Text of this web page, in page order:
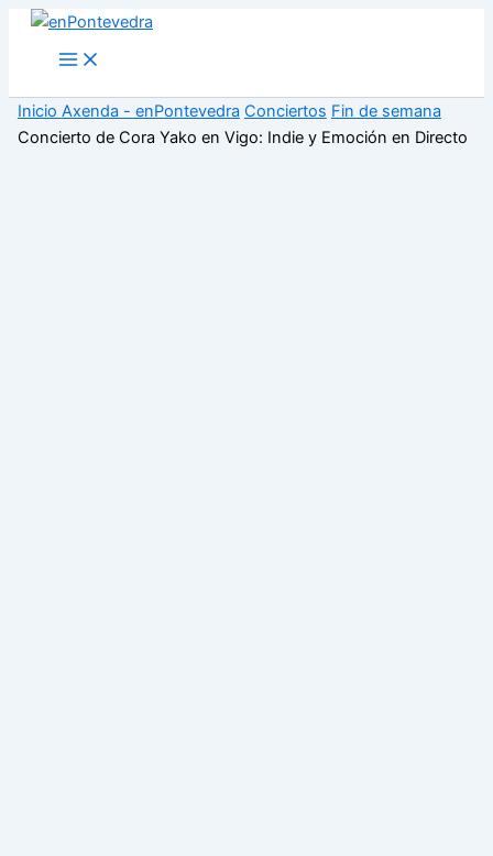
Main
Menu
Inicio Axenda - enPontevedra Conciertos Fin de semana
Concierto de Cora Yako en Vigo: Indie y Emoción en Directo